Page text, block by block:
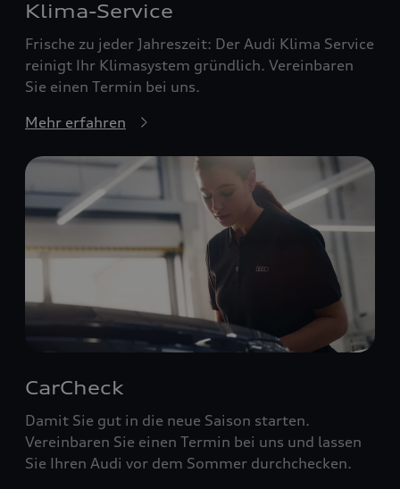
Klima-Service
Frische zu jeder Jahreszeit: Der Audi Klima Service
reinigt Ihr Klimasystem gründlich. Vereinbaren
Sie einen Termin bei uns.
Mehr erfahren
CarCheck
Damit Sie gut in die neue Saison starten.
Vereinbaren Sie einen Termin bei uns und lassen
Sie Ihren Audi vor dem Sommer durchchecken.